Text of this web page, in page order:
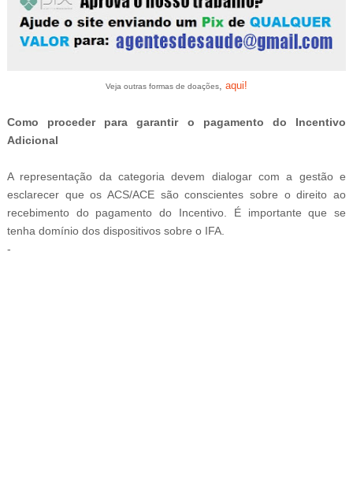
Veja outras formas de doações, aqui!
Como proceder para garantir o pagamento do Incentivo
Adicional
A representação da categoria devem dialogar com a gestão e
esclarecer que os ACS/ACE são conscientes sobre o direito ao
recebimento do pagamento do Incentivo. É importante que se
tenha domínio dos dispositivos sobre o IFA.
-